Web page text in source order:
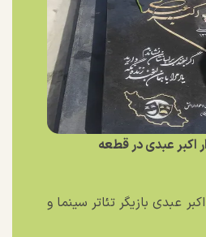
اکبر عبدی در قطعه
عبدی بازیگر تئاتر سینما و